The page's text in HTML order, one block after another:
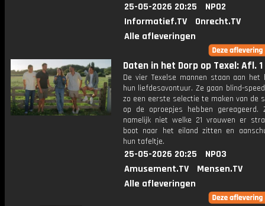
25-05-2026 20:25
NPO2
Informatief.TV
Onrecht.TV
Alle afleveringen
Daten in het Dorp op Texel: Afl. 1
De vier Texelse mannen staan aan het
hun liefdesavontuur. Ze gaan blind-
zo een eerste selectie te maken van de
op de oproepjes hebben gereageerd.
namelijk niet welke 21 vrouwen er
boot naar het eiland zitten en
hun tafeltje.
25-05-2026 20:25
NPO3
Amusement.TV
Mensen.TV
Alle afleveringen